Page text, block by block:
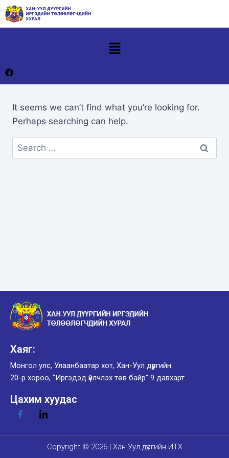
It seems we can’t find what you’re looking for.
Perhaps searching can help.
Хаяг:
Монгол улс, Улаанбаатар хот, Хан-Уул дүүргийн
20-р хороо, "Иргэдэд үйлчлэх төв байр" 9 давхарт
Цахим хуудас
Copyright © 2026 | Хан-Уул дүүргийн ИТХ